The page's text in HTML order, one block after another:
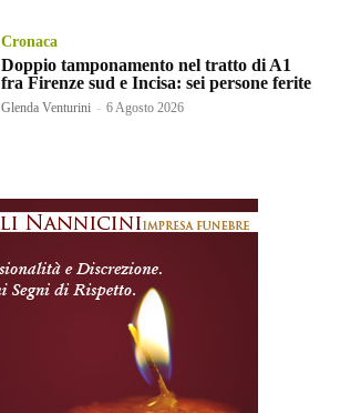
Cronaca
Doppio tamponamento nel tratto di A1
fra Firenze sud e Incisa: sei persone ferite
Glenda Venturini - 6 Agosto 2026